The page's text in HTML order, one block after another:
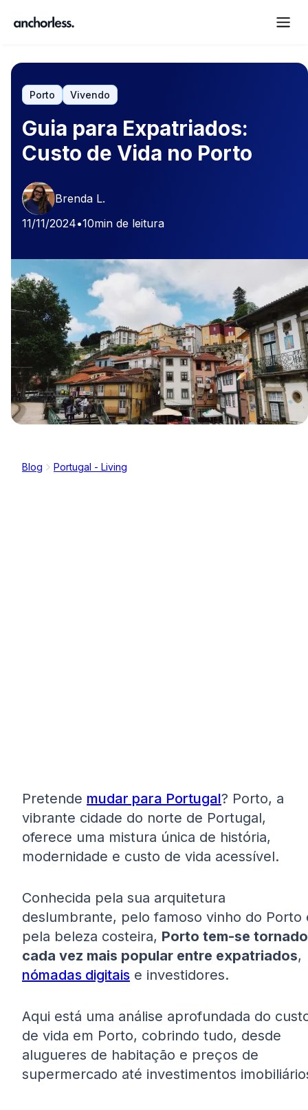
Porto Vivendo
Guia para Expatriados:
Custo de Vida no Porto
Brenda L.
11/11/2024•10min de leitura
Blog Portugal - Living
Pretende mudar para Portugal? Porto, a
vibrante cidade do norte de Portugal,
oferece uma mistura única de história,
modernidade e custo de vida acessível.
Conhecida pela sua arquitetura
deslumbrante, pelo famoso vinho do Porto
pela beleza costeira, Porto tem-se tornado
cada vez mais popular entre expatriados,
nómadas digitais e investidores.
Aqui está uma análise aprofundada do
de vida em Porto, cobrindo tudo, desde
alugueres de habitação e preços de
supermercado até investimentos